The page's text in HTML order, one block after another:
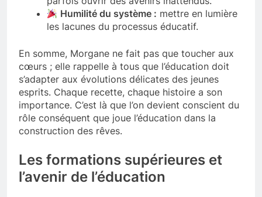
Humilité du système : mettre en lumière
les lacunes du processus éducatif.
En somme, Morgane ne fait pas que toucher aux
cœurs ; elle rappelle à tous que l’éducation doit
s’adapter aux évolutions délicates des jeunes
esprits. Chaque recette, chaque histoire a son
importance. C’est là que l’on devient conscient du
rôle conséquent que joue l’éducation dans la
construction des rêves.
Les formations supérieures et
l’avenir de l’éducation